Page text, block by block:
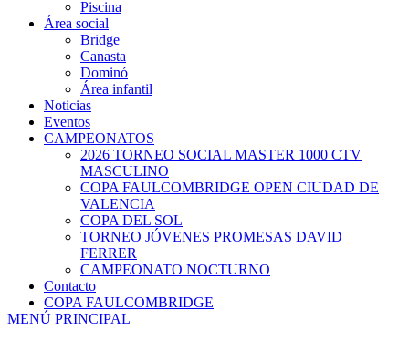
Piscina
Área social
Bridge
Canasta
Dominó
Área infantil
Noticias
Eventos
CAMPEONATOS
2026 TORNEO SOCIAL MASTER 1000 CTV
MASCULINO
COPA FAULCOMBRIDGE OPEN CIUDAD DE
VALENCIA
COPA DEL SOL
TORNEO JÓVENES PROMESAS DAVID
FERRER
CAMPEONATO NOCTURNO
Contacto
COPA FAULCOMBRIDGE
MENÚ PRINCIPAL